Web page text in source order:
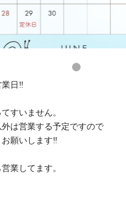
業日‼︎
すいません。
外は営業する予定ですので
お願いします‼︎
業してます。